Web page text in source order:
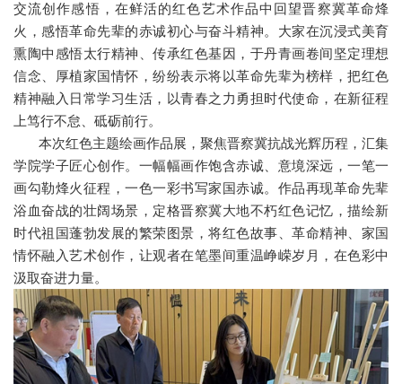
交流创作感悟，在鲜活的红色艺术作品中回望晋察冀革命烽
火，感悟革命先辈的赤诚初心与奋斗精神。大家在沉浸式美育
熏陶中感悟太行精神、传承红色基因，于丹青画卷间坚定理想
信念、厚植家国情怀，纷纷表示将以革命先辈为榜样，把红色
精神融入日常学习生活，以青春之力勇担时代使命，在新征程
上笃行不怠、砥砺前行。
本次红色主题绘画作品展，聚焦晋察冀抗战光辉历程，汇集
学院学子匠心创作。一幅幅画作饱含赤诚、意境深远，一笔一
画勾勒烽火征程，一色一彩书写家国赤诚。作品再现革命先辈
浴血奋战的壮阔场景，定格晋察冀大地不朽红色记忆，描绘新
时代祖国蓬勃发展的繁荣图景，将红色故事、革命精神、家国
情怀融入艺术创作，让观者在笔墨间重温峥嵘岁月，在色彩中
汲取奋进力量。